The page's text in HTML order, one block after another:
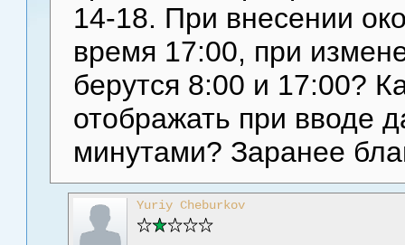
14-18. При внесении
время 17:00, при
берутся 8:00 и 17:00?
отображать при вводе
минутами? Заранее
Yuriy Cheburkov